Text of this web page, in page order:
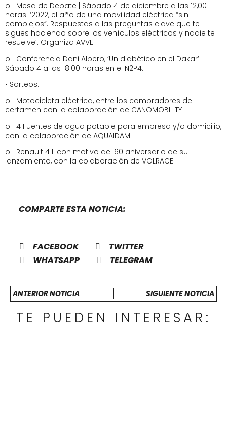
o Mesa de Debate | Sábado 4 de diciembre a las 12,00
horas: ‘2022, el año de una movilidad eléctrica “sin
complejos”. Respuestas a las preguntas clave que te
sigues haciendo sobre los vehículos eléctricos y nadie te
resuelve’. Organiza AVVE.
o Conferencia Dani Albero, ‘Un diabético en el Dakar’.
Sábado 4 a las 18:00 horas en el N2P4.
• Sorteos:
o Motocicleta eléctrica, entre los compradores del
certamen con la colaboración de CANOMOBILITY
o 4 Fuentes de agua potable para empresa y/o domicilio,
con la colaboración de AQUAIDAM
o Renault 4 L con motivo del 60 aniversario de su
lanzamiento, con la colaboración de VOLRACE
COMPARTE ESTA NOTICIA:
FACEBOOK
TWITTER
WHATSAPP
TELEGRAM
ANTERIOR NOTICIA SIGUIENTE NOTICIA
TE PUEDEN INTERESAR: